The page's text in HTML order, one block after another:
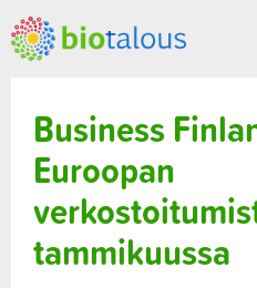
Business
Euroopan
tammikuussa